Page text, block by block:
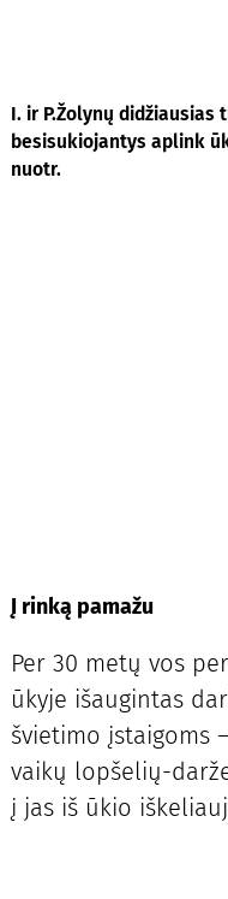
I. ir P.Žolynų
besisukiojantys aplink
nuotr.
Į rinką pamažu
Per 30 metų vos
ūkyje išaugintas
švietimo įstaigoms
vaikų lopšelių-
į jas iš ūkio